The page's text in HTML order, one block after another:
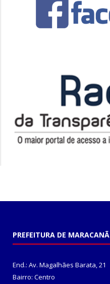
PREFEITURA DE MARACANÃ
End.: Av. Magalhães Barata, 21
Bairro: Centro